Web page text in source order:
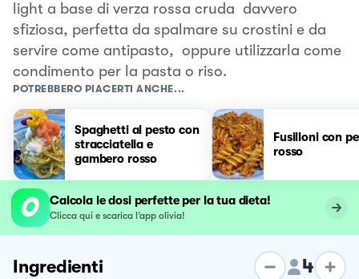
light a base di verza rossa cruda davvero
sfiziosa, perfetta da spalmare su crostini e da
servire come antipasto, oppure utilizzarla come
condimento per la pasta o riso.
POTREBBERO PIACERTI ANCHE...
Spaghetti al pesto con
stracciatella e
gambero rosso
Fusilloni con
rosso
Calcola le dosi perfette per la tua dieta!
Clicca qui e scarica l’app olivia!
Ingredienti 4